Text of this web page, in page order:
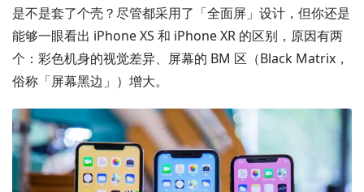
是不是套了个壳？尽管都采用了「全面屏」设计，但你还是
能够一眼看出 iPhone XS 和 iPhone XR 的区别，原因有两
个：彩色机身的视觉差异、屏幕的 BM 区（Black Matrix，
俗称「屏幕黑边」）增大。